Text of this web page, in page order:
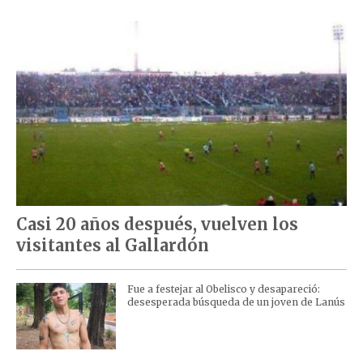
Casi 20 años después, vuelven los
visitantes al Gallardón
Fue a festejar al Obelisco y desapareció:
desesperada búsqueda de un joven de Lanús